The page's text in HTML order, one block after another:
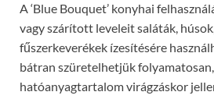
A ‘Blue Bouquet’ konyhai
vagy szárított leveleit saláták,
fűszerkeverékek ízesítésére
bátran szüretelhetjük
hatóanyagtartalom virágzáskor